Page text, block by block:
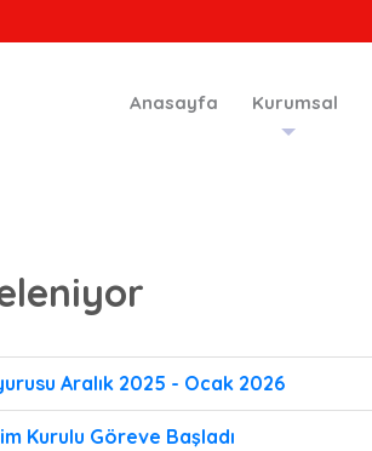
Anasayfa Kurumsal
Aralık 2025 - Ocak 2026
Kurulu Göreve Başladı